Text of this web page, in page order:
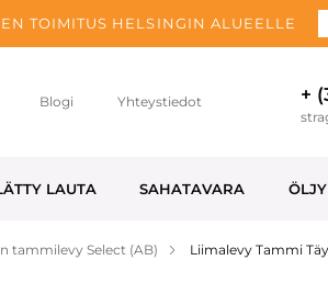
TOIMITUS HELSINGIN ALUEELLE
Blogi Yhteystiedot +
LAUTA SAHATAVARA ÖLJY
tammilevy Select (AB) Liimalevy Tammi